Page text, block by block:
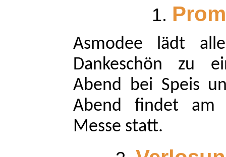
Asmodee lädt
Dankeschön zu
Abend bei Speis
Abend findet am
Messe statt.